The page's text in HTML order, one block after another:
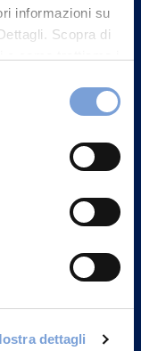
informazioni su
Scopra di
"Informativa
dettagli